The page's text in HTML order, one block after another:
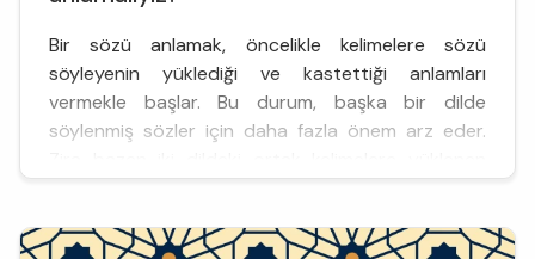
Bir sözü anlamak, öncelikle kelimelere sözü
söyleyenin yüklediği ve kastettiği anlamları
vermekle başlar. Bu durum, başka bir dilde
söylenmiş sözler için daha fazla önem arz eder.
anlamlar, kültürlere göre değişebilir ya da iki dil
kelimeler anlam genişlemesine veya daralmasına